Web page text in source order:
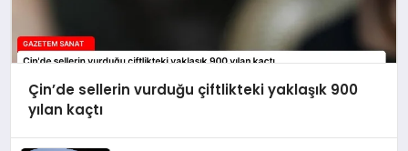
Çin’de sellerin vurduğu çiftlikteki yaklaşık 900
yılan kaçtı